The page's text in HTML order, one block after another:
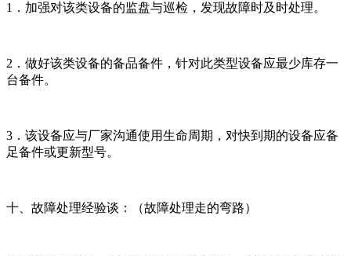
1．加强对该类设备的监盘与巡检，发现故障时及时处理。
2．做好该类设备的备品备件，针对此类型设备应最少库存一
台备件。
3．该设备应与厂家沟通使用生命周期，对快到期的设备应备
足备件或更新型号。
十、故障处理经验谈：（故障处理走的弯路）